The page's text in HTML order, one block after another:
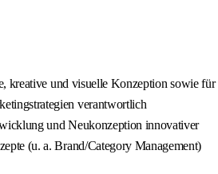
kreative und visuelle Konzeption sowie für
verantwortlich
und Neukonzeption innovativer
(u. a. Brand/Category Management)